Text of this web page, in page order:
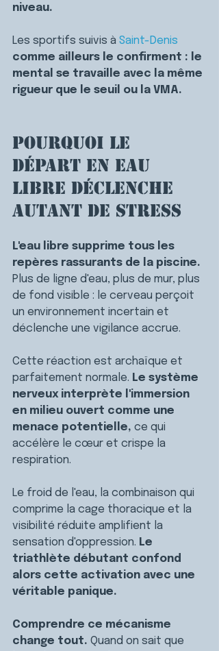
niveau.
Les sportifs suivis à Saint-Denis
comme ailleurs le confirment : le
mental se travaille avec la même
rigueur que le seuil ou la VMA.
Pourquoi le
départ en eau
libre déclenche
autant de stress
L'eau libre supprime tous les
repères rassurants de la piscine.
Plus de ligne d'eau, plus de mur, plus
de fond visible : le cerveau perçoit
un environnement incertain et
déclenche une vigilance accrue.
Cette réaction est archaïque et
parfaitement normale. Le système
nerveux interprète l'immersion
en milieu ouvert comme une
menace potentielle, ce qui
accélère le cœur et crispe la
respiration.
Le froid de l'eau, la combinaison qui
comprime la cage thoracique et la
visibilité réduite amplifient la
sensation d'oppression. Le
triathlète débutant confond
alors cette activation avec une
véritable panique.
Comprendre ce mécanisme
change tout. Quand on sait que